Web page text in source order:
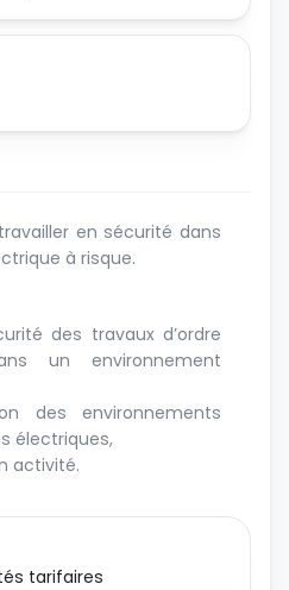
en sécurité dans
à risque.
des travaux d’ordre
un environnement
des environnements
électriques,
activité.
tarifaires